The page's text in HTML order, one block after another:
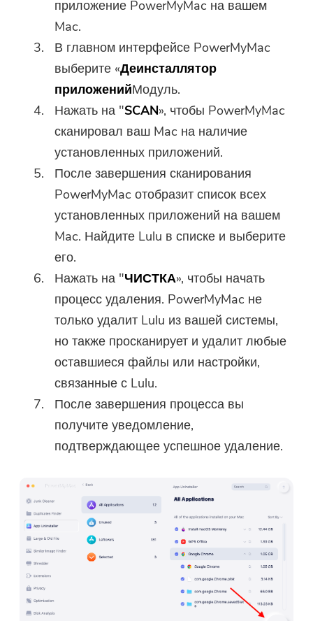
приложение PowerMyMac на вашем
Mac.
В главном интерфейсе PowerMyMac
выберите «Деинсталлятор
приложенийМодуль.
Нажать на "SCAN», чтобы PowerMyMac
сканировал ваш Mac на наличие
установленных приложений.
После завершения сканирования
PowerMyMac отобразит список всех
установленных приложений на вашем
Mac. Найдите Lulu в списке и выберите
его.
Нажать на "ЧИСТКА», чтобы начать
процесс удаления. PowerMyMac не
только удалит Lulu из вашей системы,
но также просканирует и удалит любые
оставшиеся файлы или настройки,
связанные с Lulu.
После завершения процесса вы
получите уведомление,
подтверждающее успешное удаление.